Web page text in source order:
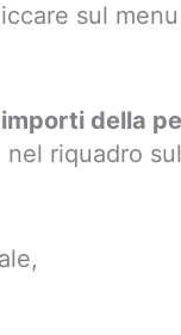
sul
della
riquadro